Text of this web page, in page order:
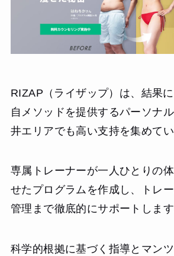
る体験だったと感じています。
RIZAP（ライザップ）は、結果
自メソッドを提供するパーソナ
井エリアでも高い支持を集めてい
専属トレーナーが一人ひとりの
せたプログラムを作成し、トレ
管理まで徹底的にサポートします
科学的根拠に基づく指導とマン